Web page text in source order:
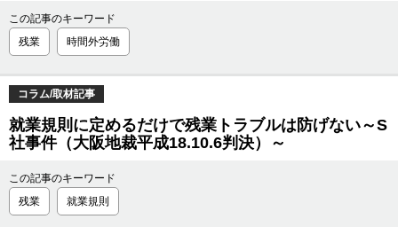
この記事のキーワード
残業
時間外労働
コラム/取材記事
就業規則に定めるだけで残業トラブルは防げない～S
社事件（大阪地裁平成18.10.6判決）～
この記事のキーワード
残業
就業規則